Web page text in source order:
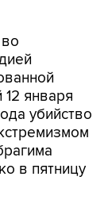
января
убийство
в пятницу